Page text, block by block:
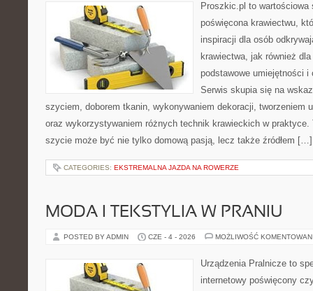
Proszkic.pl to wartościowa
poświęcona krawiectwu,
inspiracji dla osób
krawiectwa, jak również
podstawowe umiejętności
Serwis skupia się na
szyciem, doborem tkanin, wykonywaniem dekoracji, tworzeniem
oraz wykorzystywaniem różnych technik krawieckich w
szycie może być nie tylko domową pasją, lecz także źródłem […]
CATEGORIES: EKSTREMALNA JAZDA NA ROWERZE
MODA I TEKSTYLIA W PRANIU
POSTED BY ADMIN CZE - 4 - 2026 MOŻLIWOŚĆ
Urządzenia Pralnicze to
internetowy poświęcony